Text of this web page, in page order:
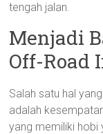
tengah jalan.
Menjadi
Off-Road
Salah satu hal
adalah
yang memiliki